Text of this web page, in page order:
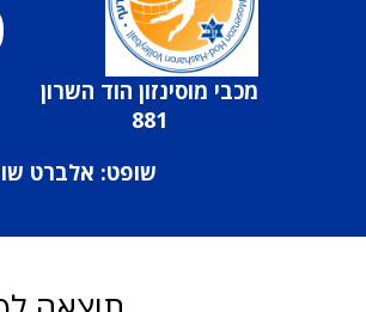
מכבי מוסינזון הוד השרון
881
שופט: אלברט